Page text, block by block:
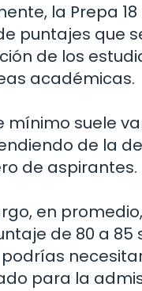
la Prepa
puntajes que
de los
académicas.
mínimo suele
de la
de aspirantes.
en
de 80 a 85
podrías
para la